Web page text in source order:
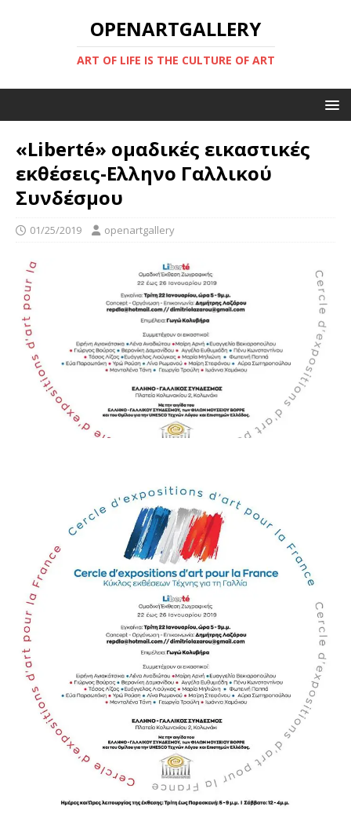
OPENARTGALLERY
ART OF LIFE IS THE CULTURE OF ART
«Liberté» ομαδικές εικαστικές
εκθέσεις-Ελληνο Γαλλικού
Συνδέσμου
01/25/2019 openartgallery